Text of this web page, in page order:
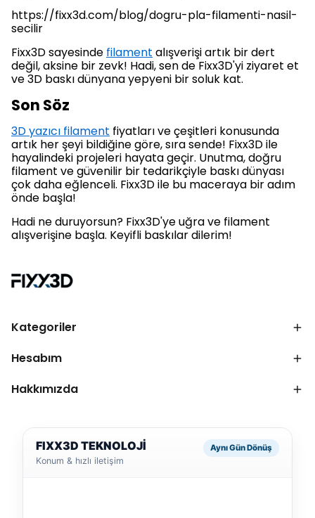
https://fixx3d.com/blog/dogru-pla-filamenti-nasil-
secilir
Fixx3D sayesinde filament alışverişi artık bir dert
değil, aksine bir zevk! Hadi, sen de Fixx3D'yi ziyaret et
ve 3D baskı dünyana yepyeni bir soluk kat.
Son Söz
3D yazıcı filament fiyatları ve çeşitleri konusunda
artık her şeyi bildiğine göre, sıra sende! Fixx3D ile
hayalindeki projeleri hayata geçir. Unutma, doğru
filament ve güvenilir bir tedarikçiyle baskı dünyası
çok daha eğlenceli. Fixx3D ile bu maceraya bir adım
önde başla!
Hadi ne duruyorsun? Fixx3D'ye uğra ve filament
alışverişine başla. Keyifli baskılar dilerim!
Kategoriler
Hesabım
Hakkımızda
FIXX3D TEKNOLOJİ
Konum & hızlı iletişim
Aynı Gün Dönüş